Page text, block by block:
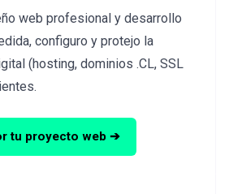
web profesional y desarrollo
configuro y protejo la
(hosting, dominios .CL, SSL
tu proyecto web ➔